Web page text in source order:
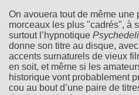
On avouera tout de même une
morceaux les plus "cadrés", à
surtout l’hypnotique
donne son titre au disque,
accents surnaturels de vieux
en soit, et même si les
historique vont probablement
cou au bout d’une paire de